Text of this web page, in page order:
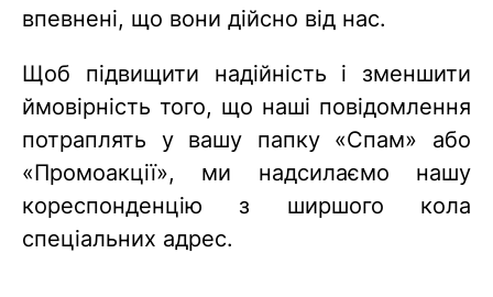
впевнені, що вони дійсно від нас.
Щоб підвищити надійність і зменшити
ймовірність того, що наші повідомлення
потраплять у вашу папку «Спам» або
«Промоакції», ми надсилаємо нашу
кореспонденцію з ширшого кола
спеціальних адрес.